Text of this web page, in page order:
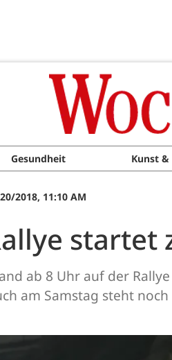
Gesundheit Kunst
2018, 11:10 AM
ab 8 Uhr auf der
am Samstag steht